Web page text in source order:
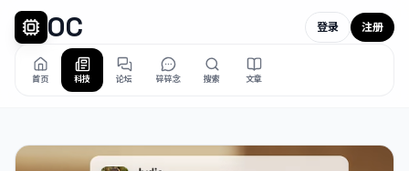
OC
首页 科技 论坛 碎碎念 搜索 文章
登录 注册